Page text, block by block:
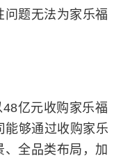
问题无法为家乐福
亿元收购家乐福
能够通过收购家乐
全品类布局，加